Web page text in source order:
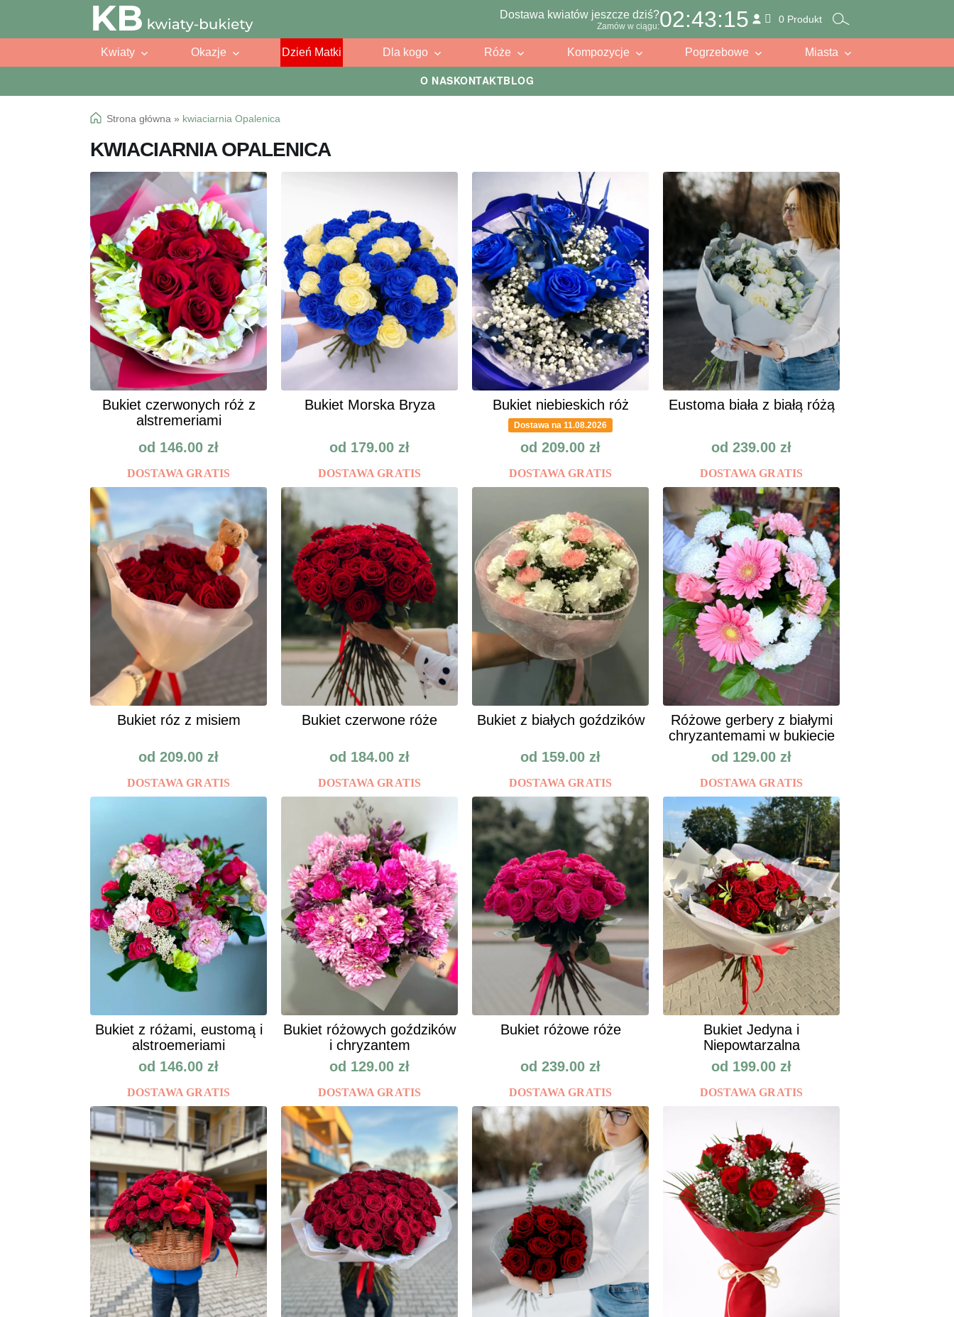
O NASKONTAKTBLOG
Przejdź
do
Przejdź
do
Dostawa kwiatów jeszcze dziś?
Zamów w ciągu:02:43:13 0 Produkt
Kwiaty Okazje Dzień Matki Dla kogo Róże Kompozycje Pogrzebowe Miasta
Strona główna » kwiaciarnia Opalenica
KWIACIARNIA OPALENICA
Bukiet czerwonych róż z
alstremeriami
od 146.00 zł
DOSTAWA GRATIS
Bukiet Morska Bryza
od 179.00 zł
DOSTAWA GRATIS
Bukiet niebieskich róż
Dostawa na 11.08.2026
od 209.00 zł
DOSTAWA GRATIS
Eustoma biała z białą różą
od 239.00 zł
DOSTAWA GRATIS
Bukiet róz z misiem
od 209.00 zł
DOSTAWA GRATIS
Bukiet czerwone róże
od 184.00 zł
DOSTAWA GRATIS
Bukiet z białych goździków
od 159.00 zł
DOSTAWA GRATIS
Różowe gerbery z białymi
chryzantemami w bukiecie
od 129.00 zł
DOSTAWA GRATIS
Bukiet z różami, eustomą i
alstroemeriami
od 146.00 zł
DOSTAWA GRATIS
Bukiet różowych goździków
i chryzantem
od 129.00 zł
DOSTAWA GRATIS
Bukiet różowe róże
od 239.00 zł
DOSTAWA GRATIS
Bukiet Jedyna i
Niepowtarzalna
od 199.00 zł
DOSTAWA GRATIS